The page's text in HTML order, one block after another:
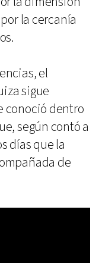
la cercanía
el
sigue
conoció dentro
según contó a
días que la
de